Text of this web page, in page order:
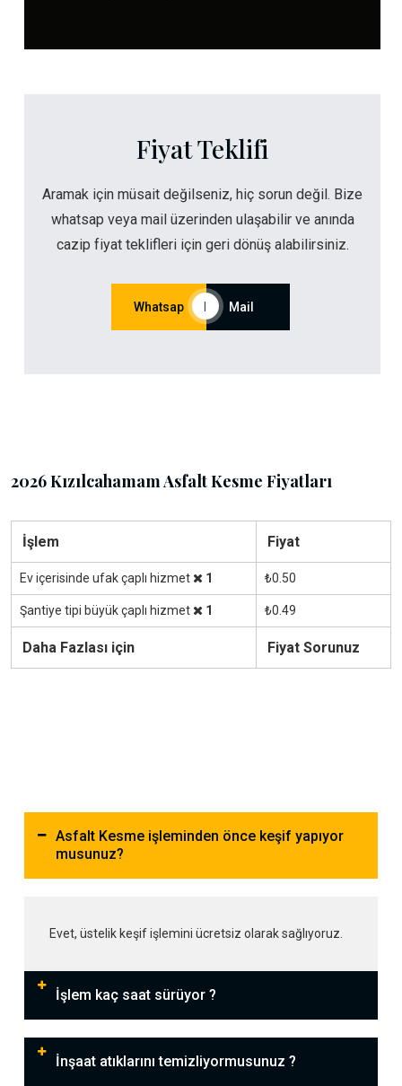
Fiyat Teklifi
Aramak için müsait değilseniz, hiç sorun değil. Bize
whatsap veya mail üzerinden ulaşabilir ve anında
cazip fiyat teklifleri için geri dönüş alabilirsiniz.
Whatsap Mail
2026 Kızılcahamam Asfalt Kesme Fiyatları
İşlem Fiyat
Ev içerisinde ufak çaplı hizmet 1 ₺0.50
Şantiye tipi büyük çaplı hizmet 1 ₺0.49
Daha Fazlası için Fiyat Sorunuz
Asfalt Kesme işleminden önce keşif yapıyor
musunuz?
Evet, üstelik keşif işlemini ücretsiz olarak sağlıyoruz.
İşlem kaç saat sürüyor ?
İnşaat atıklarını temizliyormusunuz ?